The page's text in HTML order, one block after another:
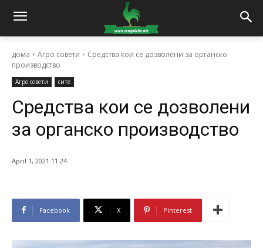
дома Агро совети
Средства кои се дозволени за органско
производство
Агро совети сите
Средства кои се дозволени
за органско производство
April 1, 2021 11:24
Facebook X Pinterest